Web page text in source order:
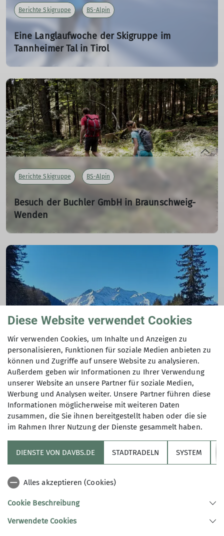
Berichte Skigruppe BS-Alpin
Eine Langlaufwoche der Skigruppe im
Tannheimer Tal in Tirol
28.02.2023
Reinhard berichtet von den Erlebnissen im Februar 2023
mehr erfahren
Berichte Skigruppe BS-Alpin
Besuch der Buchler GmbH in Braunschweig-
Wenden
vormals Chininfabrik Buchler
Walter berichtet von dem gemeinsamen Ausflug der
Skigruppe zur Buchler GmbH.
mehr erfahren
Berichte Skigruppe
Winterwoche in Leutasch – Weidach
Skilanglauf in Tirol
01.09.2022
Nach jahrelangem Warten auf wieder freizügiges Reisen
fahr`n nach Tirol - LEUTASCH TUT GUT !!
mehr erfahren
Sektion
Alpenverein
Sektion Braunschweig des Deutschen Alpenvereins e.V.
Diese Website verwendet Cookies
Wir verwenden Cookies, um Inhalte und Anzeigen zu
personalisieren, Funktionen für soziale Medien anbieten zu
können und Zugriffe auf unsere Website zu analysieren.
Außerdem geben wir Informationen zu Ihrer Verwendung
unserer Website an unsere Partner für soziale Medien,
Werbung und Analysen weiter. Unsere Partner führen diese
Informationen möglicherweise mit weiteren Daten
zusammen, die Sie ihnen bereitgestellt haben oder die sie
im Rahmen Ihrer Nutzung der Dienste gesammelt haben.
DIENSTE VON DAVBS.DE STADTRADELN SYSTEM
Alles akzeptieren (Cookies)
Cookie Beschreibung
Verwendete Cookies